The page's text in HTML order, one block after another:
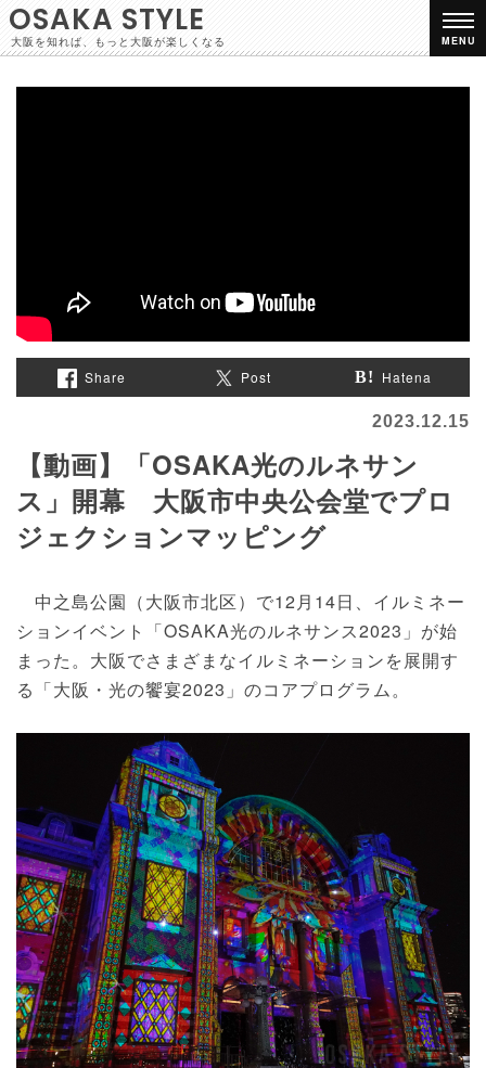
OSAKA STYLE
大阪を知れば、もっと大阪が楽しくなる MENU
Share Post Hatena
2023.12.15
【動画】「OSAKA光のルネサン
ス」開幕 大阪市中央公会堂でプロ
ジェクションマッピング
中之島公園（大阪市北区）で12月14日、イルミネー
ションイベント「OSAKA光のルネサンス2023」が始
まった。大阪でさまざまなイルミネーションを展開す
る「大阪・光の饗宴2023」のコアプログラム。